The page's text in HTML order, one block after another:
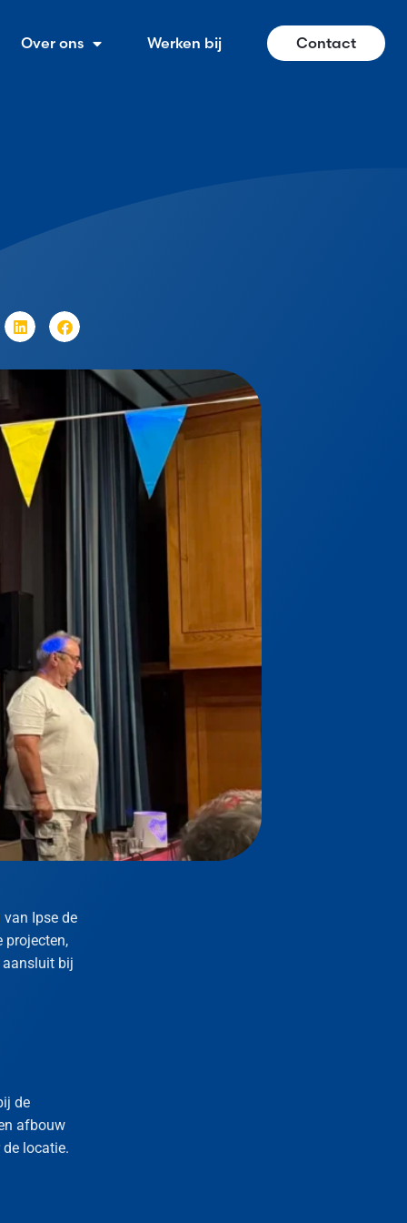
Over ons Werken bij Contact
van Ipse de
projecten,
aansluit bij
de
afbouw
locatie.